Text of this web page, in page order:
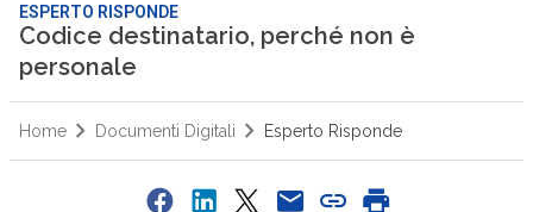
ESPERTO RISPONDE
Codice destinatario, perché non è
personale
Home Documenti Digitali Esperto Risponde